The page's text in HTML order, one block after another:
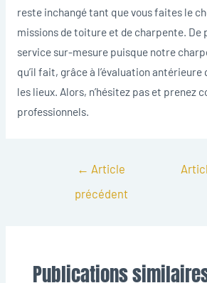
reste inchangé tant que vous faites le
missions de toiture et de charpente. De
service sur-mesure puisque notre
qu’il fait, grâce à l’évaluation antérieure
les lieux. Alors, n’hésitez pas et prenez
professionnels.
← Article
précédent
Publications